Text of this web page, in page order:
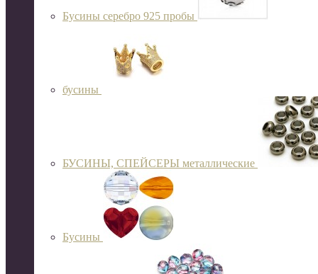
Бусины серебро 925 пробы
бусины
БУСИНЫ, СПЕЙСЕРЫ металлические
Бусины